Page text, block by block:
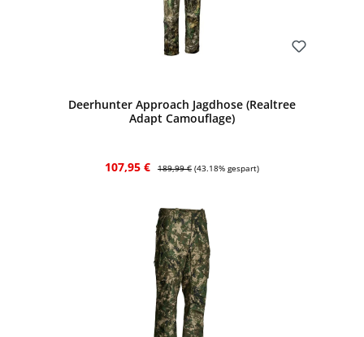
Deerhunter Approach Jagdhose (Realtree
Adapt Camouflage)
Verkaufspreis:
107,95 € Regulärer Preis:
189,99 € (43.18% gespart)